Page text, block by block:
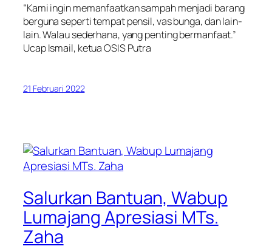
“Kami ingin memanfaatkan sampah menjadi barang
berguna seperti tempat pensil, vas bunga, dan lain-
lain. Walau sederhana, yang penting bermanfaat.”
Ucap Ismail, ketua OSIS Putra
21 Februari 2022
Salurkan Bantuan, Wabup
Lumajang Apresiasi MTs.
Zaha